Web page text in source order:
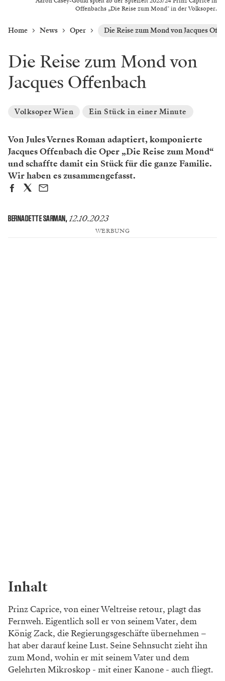
Offenbachs „Die Reise zum Mond" in der Volksoper.
Home News Oper Die Reise zum Mond von Jacques
Die Reise zum Mond von
Jacques Offenbach
Volksoper Wien Ein Stück in einer Minute
Von Jules Vernes Roman adaptiert, komponierte
Jacques Offenbach die Oper „Die Reise zum Mond“
und schaffte damit ein Stück für die ganze Familie.
Wir haben es zusammengefasst.
BERNADETTE SARMAN, 12.10.2023
WERBUNG
Inhalt
Prinz Caprice, von einer Weltreise retour, plagt das
Fernweh. Eigentlich soll er von seinem Vater, dem
König Zack, die Regierungsgeschäfte übernehmen –
hat aber darauf keine Lust. Seine Sehnsucht zieht ihn
zum Mond, wohin er mit seinem Vater und dem
Gelehrten Mikroskop - mit einer Kanone - auch fliegt.